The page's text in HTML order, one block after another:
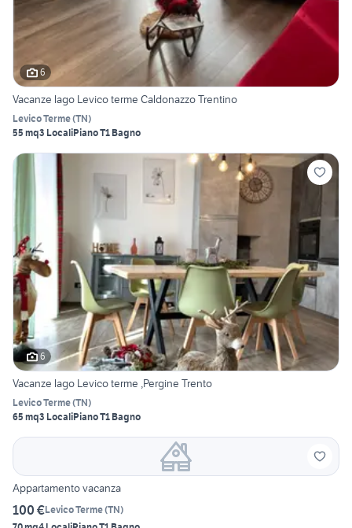
6
Vacanze lago Levico terme Caldonazzo Trentino
Levico Terme(TN)
55 mq3 LocaliPiano T1 Bagno
6
Vacanze lago Levico terme ,Pergine Trento
Levico Terme(TN)
65 mq3 LocaliPiano T1 Bagno
Appartamento vacanza
100 €Levico Terme(TN)